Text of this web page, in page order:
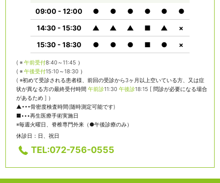
09:00 - 12:00
● ● ● ● ●
●
14:30 - 15:30
▲ ▲ ▲ ■ ▲
×
15:30 - 18:30
● ● ● ■ ● ×
( ※ 午前受付8:40～11:45 ）
( ※ 午後受付15:10～18:30 ）
( ※初めて受診される患者様、前回の受診から3ヶ月以上空いている方、又は症
状が異なる方の最終受付時間 午前診11:30 午後診18:15 [ 問診が必要になる場合
があるため ] ）
▲•••骨密度検査時間(随時測定可能です)
■•••再生医療手術実施日
※毎週火曜日、脊椎専門外来（●午後診療のみ）
休診日：日、祝日
TEL:072-756-0555